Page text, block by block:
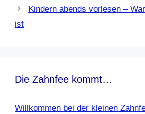
Kindern abends vorlesen –
ist
Die Zahnfee kommt…
Willkommen bei der kleinen